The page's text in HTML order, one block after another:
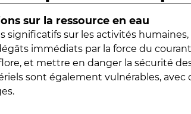
sur la ressource en eau
significatifs sur les activités
immédiats par la force du
et mettre en danger la sécurité
sont également vulnérables, avec